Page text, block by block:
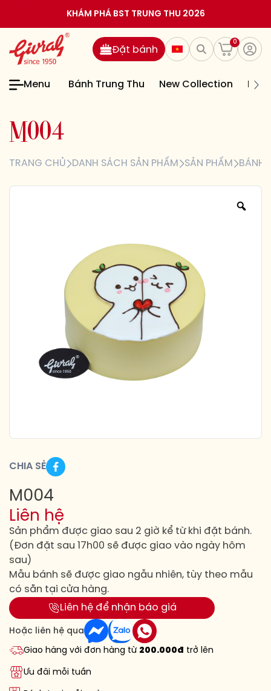
KHÁM PHÁ BST TRUNG THU 2026
0
Đặt bánh
Menu Bánh Trung Thu New Collection
M 004
TRANG CHỦ DANH SÁCH SẢN PHẨM SẢN PHẨM BÁNH
CHIA SẺ
M004
Liên hệ
Sản phẩm được giao sau 2 giờ kể từ khi đặt bánh.
(Đơn đặt sau 17h00 sẽ được giao vào ngày hôm
sau)
Mẫu bánh sẽ được giao ngẫu nhiên, tùy theo mẫu
có sẵn tại cửa hàng.
Liên hệ để nhận báo giá
Hoặc liên hệ qua
Giao hàng với đơn hàng từ 200.000đ trở lên
Ưu đãi mỗi tuần